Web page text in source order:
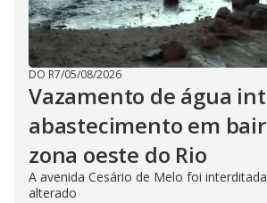
DO R7/05/08/2026
Vazamento de água
abastecimento em
zona oeste do Rio
A avenida Cesário de Melo foi
alterado